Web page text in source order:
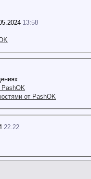
13:58
от PashOK
22:22